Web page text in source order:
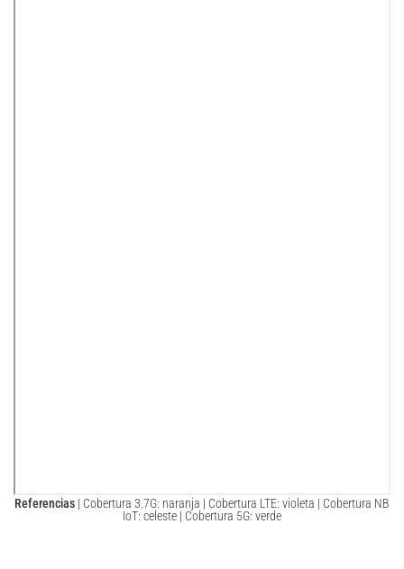
Referencias | Cobertura 3.7G: naranja | Cobertura LTE: violeta | Cobertura NB
IoT: celeste | Cobertura 5G: verde